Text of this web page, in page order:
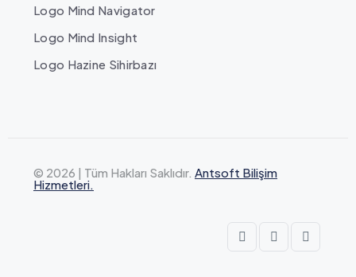
Logo Mind Navigator
Logo Mind Insight
Logo Hazine Sihirbazı
© 2026 | Tüm Hakları Saklıdır. Antsoft Bilişim
Hizmetleri.